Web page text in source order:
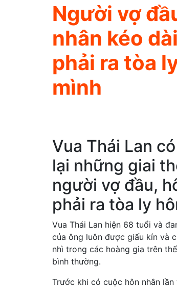
Người vợ
nhân kéo
phải ra tòa
mình
Vua Thái Lan
lại những giai
người vợ đầu,
phải ra tòa ly
Vua Thái Lan hiện 68 tuổi và
của ông luôn được giấu kín và
nhì trong các hoàng gia trên
bình thường.
Trước khi có cuộc hôn nhân